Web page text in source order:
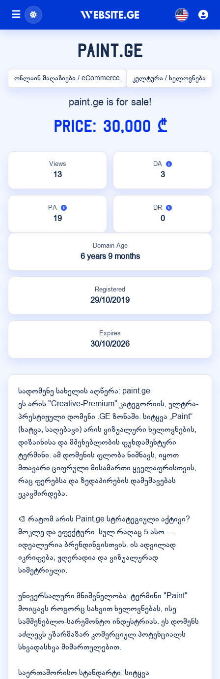
paint.ge
ონლაინ მაღაზიები / eCommerce კულტურა / ხელოვნება
paint.ge is for sale!
Price: 30,000 ₾
Views
13
DA
3
PA
19
DR
0
Domain Age
6 years 9 months
Registered
29/10/2019
Expires
30/10/2026
სადომენე სახელის აღწერა: paint.ge
ეს არის "Creative-Premium" კატეგორიის, ულტრა-
პრესტიჟული დომენი .GE ზონაში. სიტყვა „Paint“
(ხატვა, საღებავი) არის ვიზუალური ხელოვნების,
დიზაინისა და მშენებლობის ფუნდამენტური
ტერმინი. ამ დომენის ფლობა ნიშნავს, იყოთ
მთავარი ციფრული მისამართი ყველაფრისთვის,
რაც ფერებსა და ზედაპირების დამუშავებას
უკავშირდება.
🎨 რატომ არის Paint.ge სტრატეგიული აქტივი?
მოკლე და ეფექტური: სულ რაღაც 5 ასო —
იდეალურია ბრენდინგისთვის. ის ადვილად
იკრიფება, ჟღერადია და ვიზუალურად
სიმეტრიული.
უნივერსალური მნიშვნელობა: ტერმინი "Paint"
მოიცავს როგორც სახვით ხელოვნებას, ისე
სამშენებლო-სარემონტო ინდუსტრიას. ეს დომენს
აძლევს უზარმაზარ კომერციულ პოტენციალს
სხვადასხვა მიმართულებით.
საერთაშორისო სტანდარტი: სიტყვა